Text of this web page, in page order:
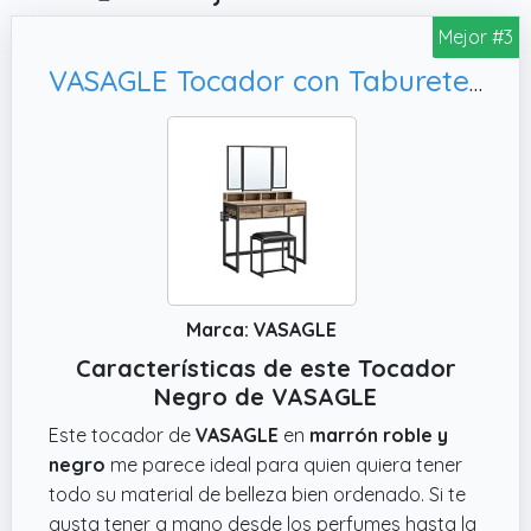
Mejor #3
VASAGLE Tocador con Taburete Acolchado, marrón Roble/Negro RVT004B50
Marca: VASAGLE
Características de este Tocador
Negro de VASAGLE
Este tocador de VASAGLE en marrón roble y
negro me parece ideal para quien quiera tener
todo su material de belleza bien ordenado. Si te
gusta tener a mano desde los perfumes hasta la